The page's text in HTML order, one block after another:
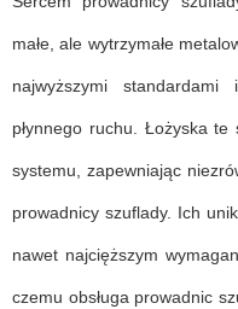
małe, ale wytrzymałe
najwyższymi
płynnego ruchu. Łożyska
systemu, zapewniając
prowadnicy szuflady. Ich
nawet najcięższym
czemu obsługa prowadnic